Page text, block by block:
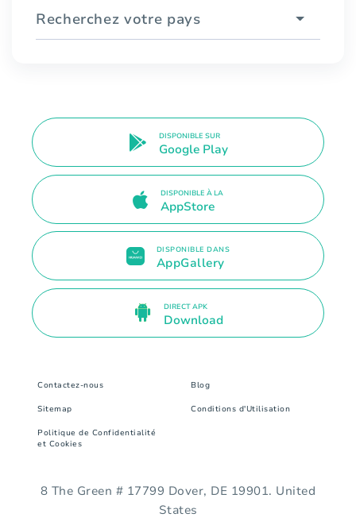
Recherchez votre pays
DISPONIBLE SUR
Google Play
DISPONIBLE À LA
AppStore
DISPONIBLE DANS
AppGallery
DIRECT APK
Download
Contactez-nous Blog
Sitemap Conditions d'Utilisation
Politique de Confidentialité
et Cookies
8 The Green # 17799 Dover, DE 19901. United
States